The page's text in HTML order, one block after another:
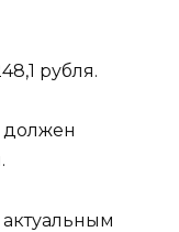
рубля.
должен
актуальным